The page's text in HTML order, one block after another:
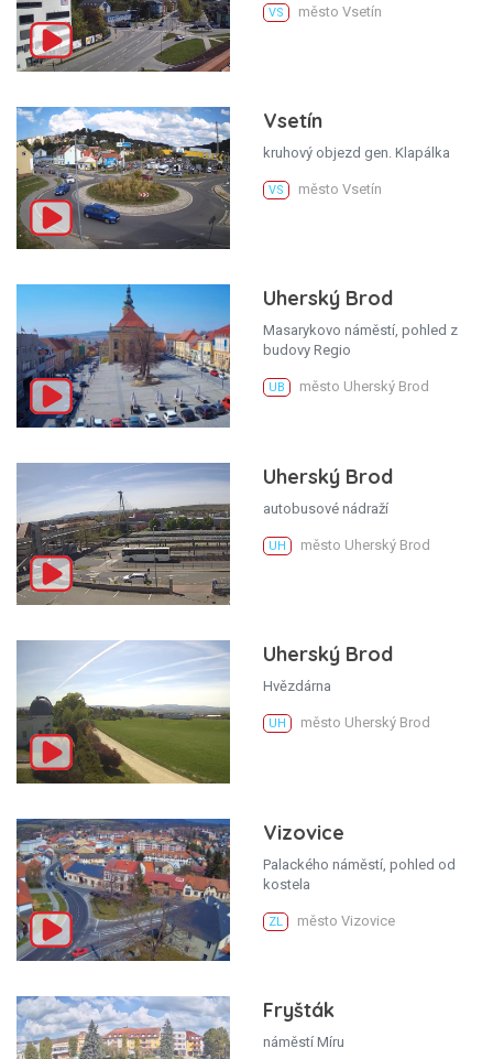
VS město Vsetín
Vsetín
kruhový objezd gen. Klapálka
VS město Vsetín
Uherský Brod
Masarykovo náměstí, pohled z
budovy Regio
UB město Uherský Brod
Uherský Brod
autobusové nádraží
UH město Uherský Brod
Uherský Brod
Hvězdárna
UH město Uherský Brod
Vizovice
Palackého náměstí, pohled od
kostela
ZL město Vizovice
Fryšták
náměstí Míru